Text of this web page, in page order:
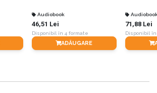
Audiobook
46,51 Lei
Disponibil în 4 formate
ADĂUGARE
71,88 Lei
Disponibil